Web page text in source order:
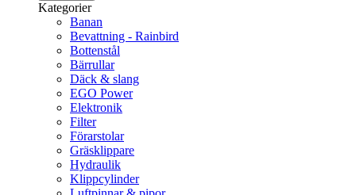
Kategorier
Banan
Bevattning - Rainbird
Bottenstål
Bärrullar
Däck & slang
EGO Power
Elektronik
Filter
Förarstolar
Gräsklippare
Hydraulik
Klippcylinder